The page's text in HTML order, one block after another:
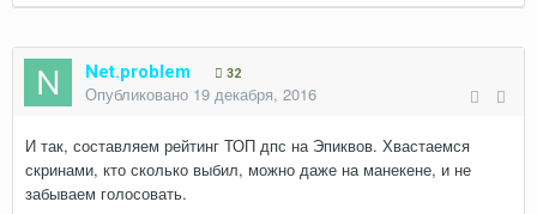
Net.problem 32
Опубликовано 19 декабря, 2016
И так, составляем рейтинг ТОП дпс на Эпиквов. Хвастаемся
скринами, кто сколько выбил, можно даже на манекене, и не
забываем голосовать.